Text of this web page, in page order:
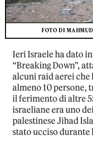
FOTO DI
Ieri Israele ha dato
“Breaking Down”,
alcuni raid aerei che
almeno 10 persone,
il ferimento di altre
israeliane era uno
palestinese Jihad
stato ucciso durante